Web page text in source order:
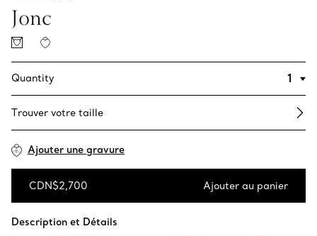
Jonc
Quantity
Trouver votre taille
Ajouter une gravure
CDN$2,700 Ajouter au panier
Description et Détails